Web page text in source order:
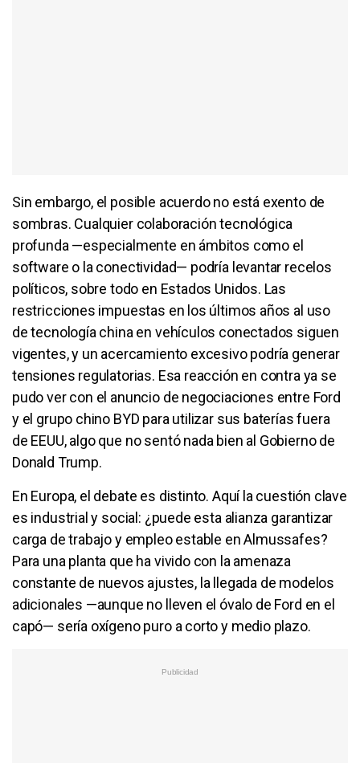
Sin embargo, el posible acuerdo no está exento de
sombras. Cualquier colaboración tecnológica
profunda —especialmente en ámbitos como el
software o la conectividad— podría levantar recelos
políticos, sobre todo en Estados Unidos. Las
restricciones impuestas en los últimos años al uso
de tecnología china en vehículos conectados siguen
vigentes, y un acercamiento excesivo podría generar
tensiones regulatorias. Esa reacción en contra ya se
pudo ver con el anuncio de negociaciones entre Ford
y el grupo chino BYD para utilizar sus baterías fuera
de EEUU, algo que no sentó nada bien al Gobierno de
Donald Trump.
En Europa, el debate es distinto. Aquí la cuestión clave
es industrial y social: ¿puede esta alianza garantizar
carga de trabajo y empleo estable en Almussafes?
Para una planta que ha vivido con la amenaza
constante de nuevos ajustes, la llegada de modelos
adicionales —aunque no lleven el óvalo de Ford en el
capó— sería oxígeno puro a corto y medio plazo.